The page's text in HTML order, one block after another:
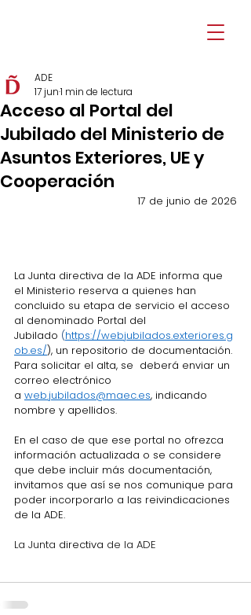
Acceso al Portal del
Jubilado del Ministerio de
Asuntos Exteriores, UE y
Cooperación
ADE
17 jun1 min de lectura
17 de junio de 2026
La Junta directiva de la ADE informa que
el Ministerio reserva a quienes han
concluido su etapa de servicio el acceso
al denominado Portal del
Jubilado (https://webjubilados.exteriores.g
ob.es/), un repositorio de documentación.
Para solicitar el alta, se  deberá enviar un
correo electrónico
a web.jubilados@maec.es, indicando
nombre y apellidos.
En el caso de que ese portal no ofrezca
información actualizada o se considere
que debe incluir más documentación,
invitamos que así se nos comunique para
poder incorporarlo a las reivindicaciones
de la ADE.
La Junta directiva de la ADE